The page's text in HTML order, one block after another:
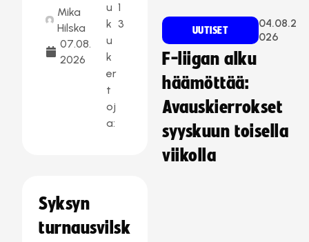
Mika
Hilska
07.08.
2026
u
k
u
k
er
t
oj
a:
1
3
Syksyn
turnausvilsk
UUTISET
04.08.2
026
F-liigan alku
häämöttää:
Avauskierrokset
syyskuun toisella
viikolla